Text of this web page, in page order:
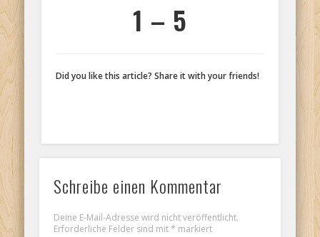
1 – 5
Did you like this article? Share it with your friends!
Schreibe einen Kommentar
Deine E-Mail-Adresse wird nicht veröffentlicht.
Erforderliche Felder sind mit* markiert